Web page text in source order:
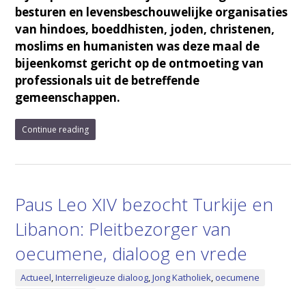
besturen en levensbeschouwelijke organisaties
van hindoes, boeddhisten, joden, christenen,
moslims en humanisten was deze maal de
bijeenkomst gericht op de ontmoeting van
professionals uit de betreffende
gemeenschappen.
Continue reading
Paus Leo XIV bezocht Turkije en
Libanon: Pleitbezorger van
oecumene, dialoog en vrede
Actueel,Interreligieuze dialoog,Jong Katholiek, oecumene